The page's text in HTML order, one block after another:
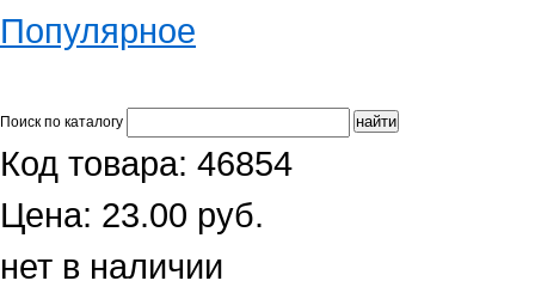
Популярное
Поиск по каталогу
Код товара: 46854
Цена: 23.00 руб.
нет в наличии